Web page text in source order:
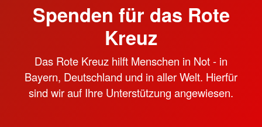
Spenden für das Rote
Kreuz
Das Rote Kreuz hilft Menschen in Not - in
Bayern, Deutschland und in aller Welt. Hierfür
sind wir auf Ihre Unterstützung angewiesen.